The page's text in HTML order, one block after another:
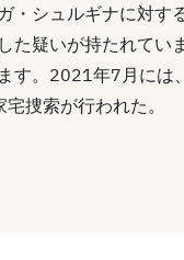
・シュルギナに対す
た疑いが持たれてい
す。2021年7月には
捜索が行われた。